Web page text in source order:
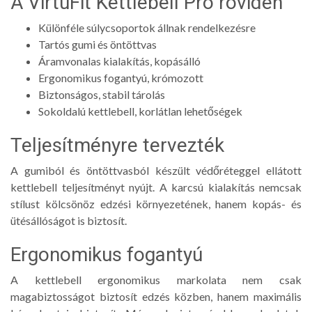
Különféle súlycsoportok állnak rendelkezésre
Tartós gumi és öntöttvas
Áramvonalas kialakítás, kopásálló
Ergonomikus fogantyú, krómozott
Biztonságos, stabil tárolás
Sokoldalú kettlebell, korlátlan lehetőségek
Teljesítményre tervezték
A gumiból és öntöttvasból készült védőréteggel ellátott
kettlebell teljesítményt nyújt. A karcsú kialakítás nemcsak
stílust kölcsönöz edzési környezetének, hanem kopás- és
ütésállóságot is biztosít.
Ergonomikus fogantyú
A kettlebell ergonomikus markolata nem csak
magabiztosságot biztosít edzés közben, hanem maximális